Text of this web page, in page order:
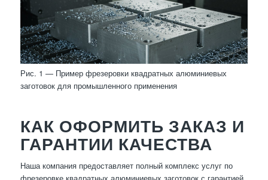
Рис. 1 — Пример фрезеровки квадратных алюминиевых
заготовок для промышленного применения
КАК ОФОРМИТЬ ЗАКАЗ И
ГАРАНТИИ КАЧЕСТВА
Наша компания предоставляет полный комплекс услуг по